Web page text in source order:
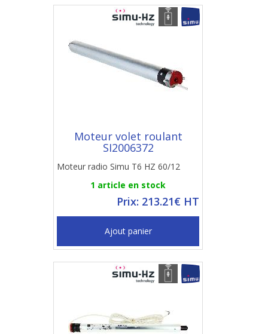
Moteur volet roulant
SI2006372
Moteur radio Simu T6 HZ 60/12
1 article en stock
Prix: 213.21€ HT
Ajout panier